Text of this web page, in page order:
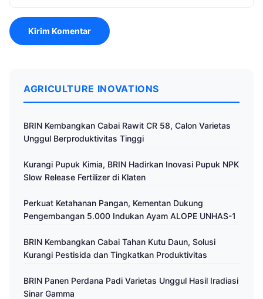
AGRICULTURE INOVATIONS
BRIN Kembangkan Cabai Rawit CR 58, Calon Varietas
Unggul Berproduktivitas Tinggi
Kurangi Pupuk Kimia, BRIN Hadirkan Inovasi Pupuk NPK
Slow Release Fertilizer di Klaten
Perkuat Ketahanan Pangan, Kementan Dukung
Pengembangan 5.000 Indukan Ayam ALOPE UNHAS-1
BRIN Kembangkan Cabai Tahan Kutu Daun, Solusi
Kurangi Pestisida dan Tingkatkan Produktivitas
BRIN Panen Perdana Padi Varietas Unggul Hasil Iradiasi
Sinar Gamma